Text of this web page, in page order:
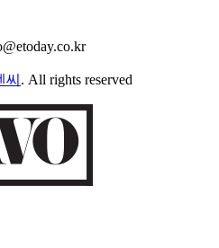
씨 . All rights reserved